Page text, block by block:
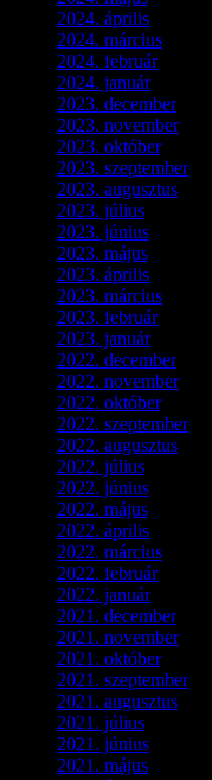
2024. április
2024. március
2024. február(9)
2024. január(3)
2023. december(1)
2023. november(1)
2023. október(5)
2023. szeptember(3)
2023. augusztus
2023. július
2023. június
2023. május
2023. április
2023. március
2023. február(4)
2023. január(1)
2022. december(2)
2022. november(4)
2022. október(8)
2022. szeptember(9)
2022. augusztus
2022. július
2022. június
2022. május
2022. április
2022. március
2022. február(4)
2022. január(3)
2021. december(2)
2021. november(5)
2021. október(8)
2021. szeptember(4)
2021. augusztus
2021. július
2021. június
2021. május